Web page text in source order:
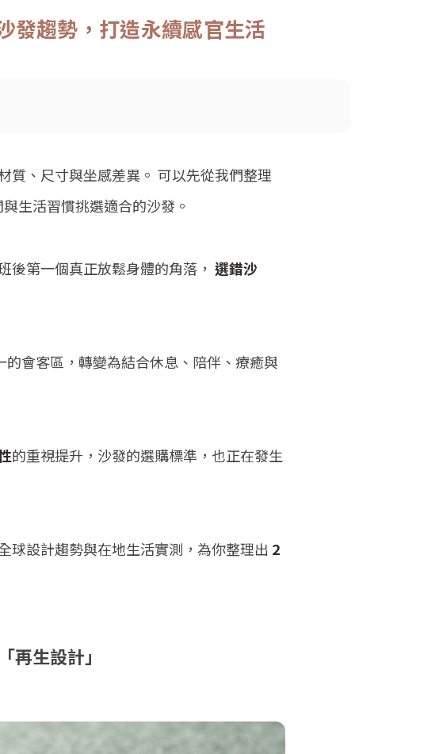
發趨勢，打造永續感官生活
質、尺寸與坐感差異。 可以先從我們整理
生活習慣挑選適合的沙發。
後第一個真正放鬆身體的角落， 選錯沙
會客區，轉變為結合休息、陪伴、療癒與
的重視提升，沙發的選購標準，也正在發生
球設計趨勢與在地生活實測，為你整理出 2
生設計」